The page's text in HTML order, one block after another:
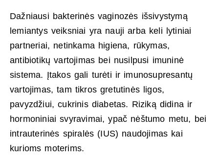
Dažniausi bakterinės vaginozės išsivystymą
lemiantys veiksniai yra nauji arba keli lytiniai
partneriai, netinkama higiena, rūkymas,
antibiotikų vartojimas bei nusilpusi imuninė
sistema. Įtakos gali turėti ir imunosupresantų
vartojimas, tam tikros gretutinės ligos,
pavyzdžiui, cukrinis diabetas. Riziką didina ir
hormoniniai svyravimai, ypač nėštumo metu, bei
intrauterinės spiralės (IUS) naudojimas kai
kurioms moterims.